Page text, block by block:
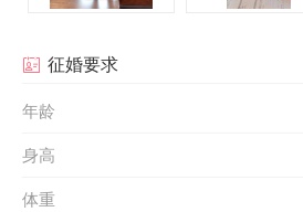
征婚要求
年龄
身高
体重